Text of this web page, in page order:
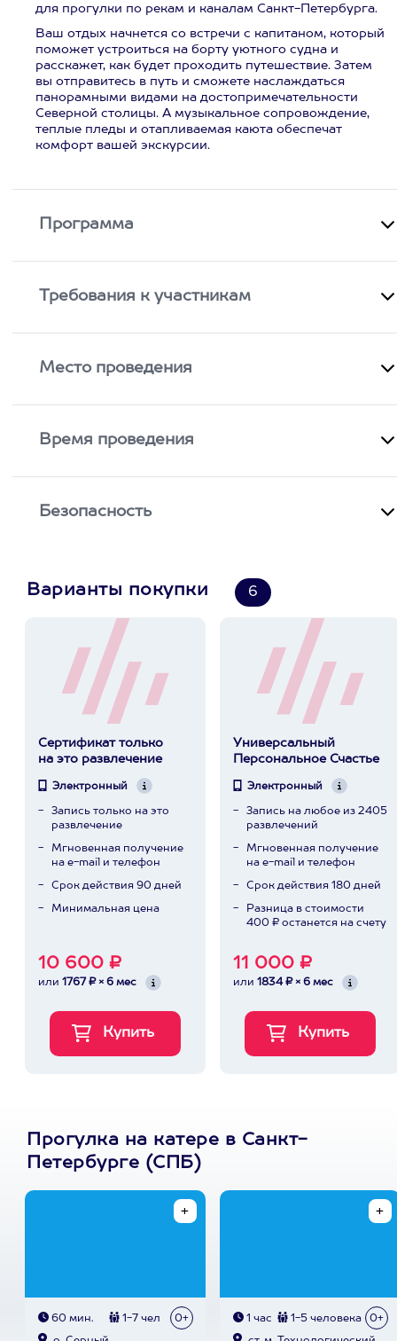
для прогулки по рекам и каналам Санкт-Петербурга.
Ваш отдых начнется со встречи с капитаном, который
поможет устроиться на борту уютного судна и
расскажет, как будет проходить путешествие. Затем
вы отправитесь в путь и сможете наслаждаться
панорамными видами на достопримечательности
Северной столицы. А музыкальное сопровождение,
теплые пледы и отапливаемая каюта обеспечат
комфорт вашей экскурсии.
Программа
Требования к участникам
Место проведения
Время проведения
Безопасность
Варианты покупки 6
Сертификат только
на это развлечение
Электронный
Запись только на это
развлечение
Мгновенная получение
на e-mail и телефон
Срок действия 90 дней
Минимальная цена
10 600 ₽
или 1767 ₽ × 6 мес
Универсальный
Персональное Счастье
Электронный
Запись на любое из 2405
развлечений
Мгновенная получение
на e-mail и телефон
Срок действия 180 дней
Разница в стоимости
400 ₽ останется на счету
11 000 ₽
или 1834 ₽ × 6 мес
Прогулка на катере в Санкт-
Петербурге (СПБ)
60 мин. 1-7 чел 0+ 1 час 1-5 человека 0+